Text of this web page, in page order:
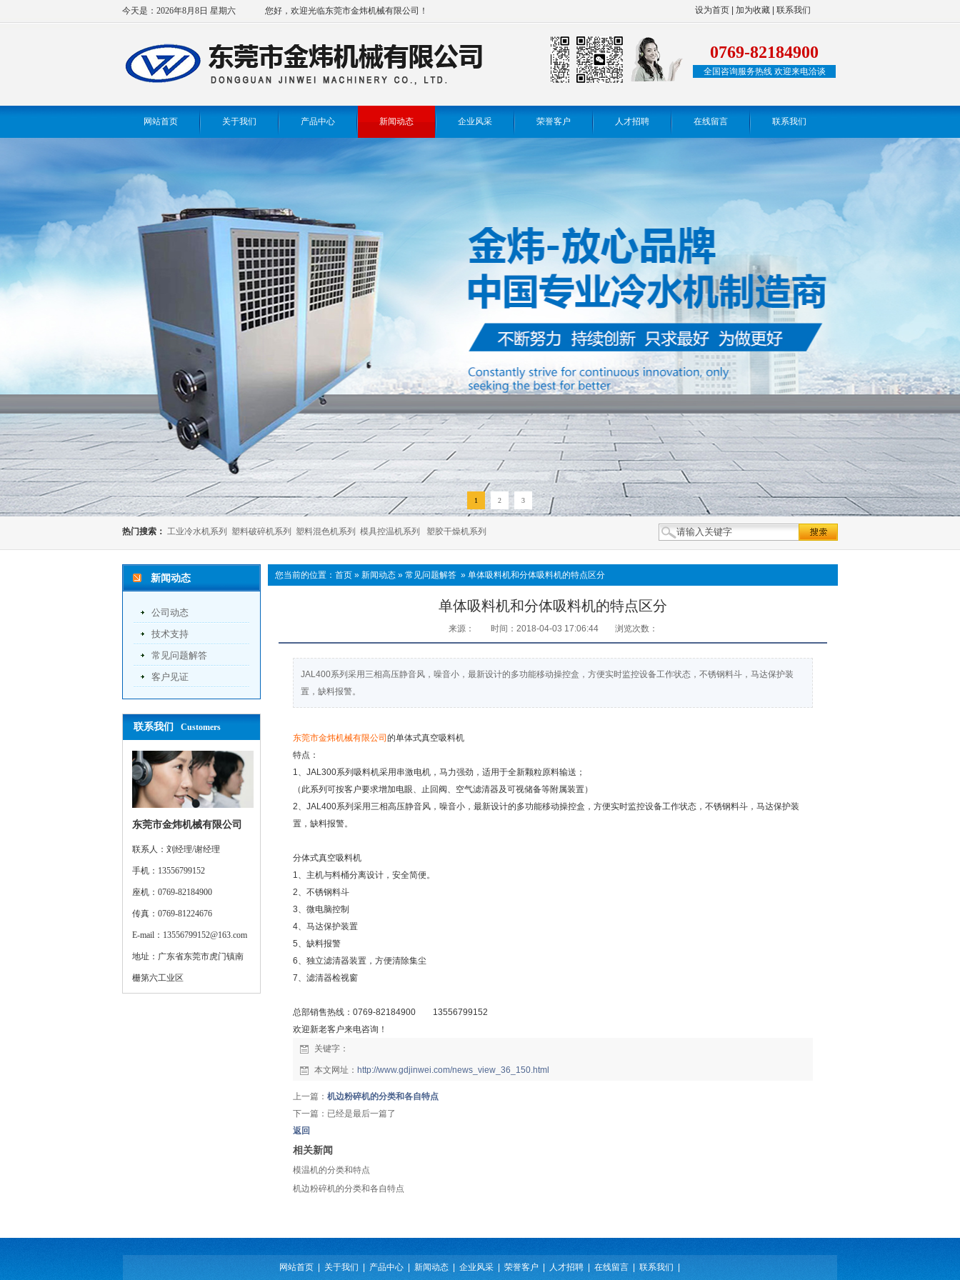
今天是：2026年8月8日 星期六 您好，欢迎光临东莞市金炜机械有限公司！ 设为首页 加为收藏 联系我们
0769-82184900
全国咨询服务热线 欢迎来电洽谈
网站首页 关于我们 产品中心 新闻动态 企业风采 荣誉客户 人才招聘 在线留言 联系我们
1 2 3
热门搜索： 工业冷水机系列 塑料破碎机系列 塑料混色机系列 模具控温机系列 塑胶干燥机系列
新闻动态
公司动态
技术支持
常见问题解答
客户见证
联系我们 Customers
东莞市金炜机械有限公司
联系人：刘经理/谢经理
手机：13556799152
座机：0769-82184900
传真：0769-81224676
E-mail：13556799152@163.com
地址：广东省东莞市虎门镇南
栅第六工业区
您当前的位置： 首页 » 新闻动态 » 常见问题解答 » 单体吸料机和分体吸料机的特点区分
单体吸料机和分体吸料机的特点区分
来源： 时间：2018-04-03 17:06:44 浏览次数：
JAL400系列采用三相高压静音风，噪音小，最新设计的多功能移动操控盒，方便实时监控设备工作状态，不锈钢料斗，马达保护装
置，缺料报警。
东莞市金炜机械有限公司 的单体式真空吸料机
特点：
1、JAL300系列 吸料机采用串激电机，马力强劲，适用于全新颗粒原料输送；
（此系列可按客户要求增加电眼、 止回阀 、 空气滤清器及可视储备等附属装置）
2、JAL400系列采用三相高压静音风，噪音小，最新设计的多功能移动操控盒，方便实时监控设备工作状态， 不锈钢料斗 ， 马达保护装
置， 缺料报警。
分体式真空吸料机
1、主机与料桶分离设计，安全简便。
2、不锈钢料斗
3、微电脑控制
4、马达保护装置
5、缺料报警
6、独立滤清器装置，方便清除集尘
7、滤清器检视窗
总部销售热线： 0769-82184900
13556799152
欢迎新老客户来电咨询！
关键字：
本文网址： http://www.gdjinwei.com/news_view_36_150.html
上一篇： 机边粉碎机的分类和各自特点
下一篇：已经是最后一篇了
返回
相关新闻
模温机的分类和特点
机边粉碎机的分类和各自特点
网站首页 关于我们 产品中心 新闻动态 企业风采 荣誉客户 人才招聘 在线留言 联系我们